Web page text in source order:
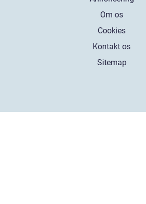
Om os
Cookies
Kontakt os
Sitemap